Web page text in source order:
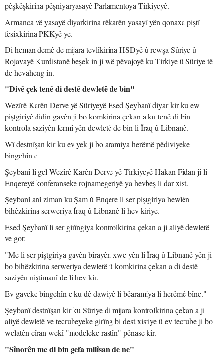
pêşkêşkirina pêşniyaryasayê Parlamentoya Tirkiyeyê.
Armanca vê yasayê diyarkirina rêkarên yasayî yên qonaxa piştî
fesixkirina PKKyê ye.
Di heman demê de mijara tevlîkirina HSDyê û rewşa Sûriye û
Rojavayê Kurdistanê beşek in ji wê pêvajoyê ku Tirkiye û Sûriye tê
de hevaheng in.
"Divê çek tenê di destê dewletê de bin"
Wezîrê Karên Derve yê Sûriyeyê Esed Şeybanî diyar kir ku ew
piştgiriyê didin gavên ji bo komkirina çekan a ku tenê di bin
kontrola saziyên fermî yên dewletê de bin li Îraq û Libnanê.
Wî destnîşan kir ku ev yek ji bo aramiya herêmê pêdiviyeke
bingehîn e.
Şeybanî li gel Wezîrê Karên Derve yê Tirkiyeyê Hakan Fîdan jî li
Enqereyê konferanseke rojnamegeriyê ya hevbeş li dar xist.
Şeybanî anî ziman ku Şam û Enqere li ser piştgiriya hewlên
bihêzkirina serweriya Îraq û Libnanê li hev kiriye.
Esed Şeybanî li ser girîngiya kontrolkirina çekan a ji aliyê dewletê
ve got:
"Me li ser piştgiriya gavên birayên xwe yên li Îraq û Libnanê yên ji
bo bihêzkirina serweriya dewletê û komkirina çekan a di destê
saziyên niştimanî de li hev kir.
Ev gaveke bingehîn e ku dê dawiyê li bêaramîya li herêmê bîne."
Şeybanî destnîşan kir ku Sûriye di mijara kontrolkirina çekan a ji
aliyê dewletê ve tecrubeyeke girîng bi dest xistiye û ev tecrube ji bo
welatên cîran wekî "modeleke rastîn" pênase kir.
"Sînorên me di bin gefa milîsan de ne"